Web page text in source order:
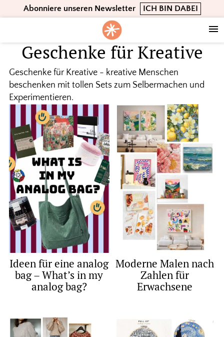
to
to
to
Abonniere unseren Newsletter ICH BIN DABEI
Geschenke für Kreative
Geschenke für Kreative - kreative Menschen
beschenken mit tollen Sets zum Selbermachen und
Experimentieren.
Ideen für eine analog
bag – What’s in my
analog bag?
Moderne Malen nach
Zahlen für
Erwachsene